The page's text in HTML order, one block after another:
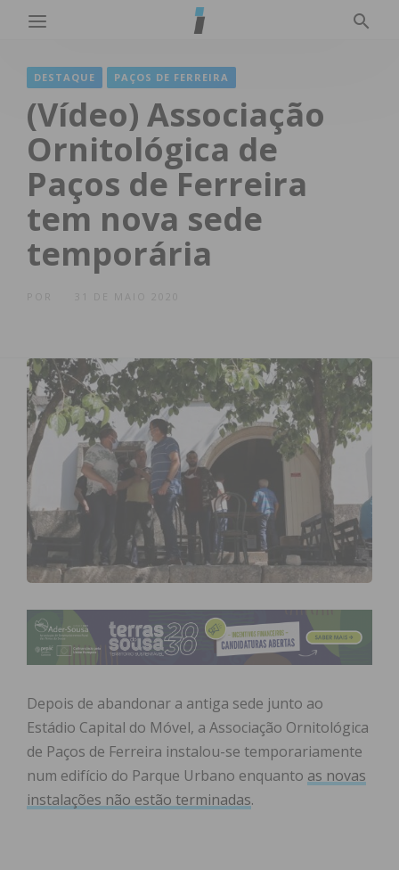
DESTAQUE PAÇOS DE FERREIRA
(Vídeo) Associação
Ornitológica de
Paços de Ferreira
tem nova sede
temporária
31 DE MAIO 2020
Depois de abandonar a antiga sede junto ao
Estádio Capital do Móvel, a Associação Ornitológica
de Paços de Ferreira instalou-se temporariamente
num edifício do Parque Urbano enquanto as novas
instalações não estão terminadas.